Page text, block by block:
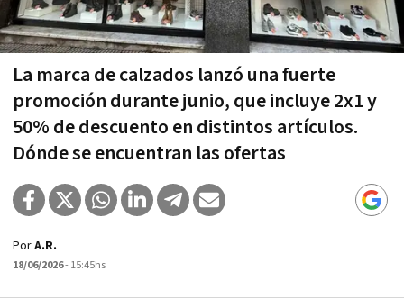
La marca de calzados lanzó una fuerte
promoción durante junio, que incluye 2x1 y
50% de descuento en distintos artículos.
Dónde se encuentran las ofertas
PorA.R.
18/06/2026- 15:45hs